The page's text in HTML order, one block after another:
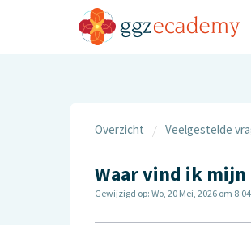
Overzicht Veelgestelde
Waar vind ik mijn
Gewijzigd op: Wo, 20 Mei, 2026 om